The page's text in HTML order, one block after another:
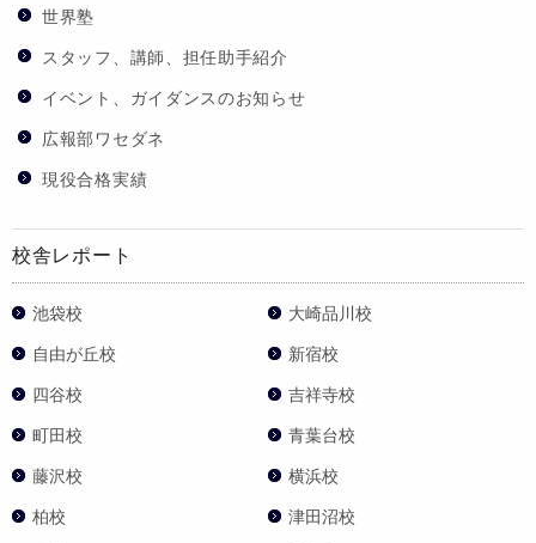
世界塾
スタッフ、講師、担任助手紹介
イベント、ガイダンスのお知らせ
広報部ワセダネ
現役合格実績
校舎レポート
池袋校 大崎品川校
自由が丘校 新宿校
四谷校 吉祥寺校
町田校 青葉台校
藤沢校 横浜校
柏校 津田沼校